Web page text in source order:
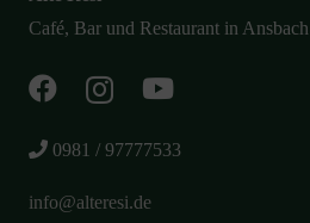
Café, Bar und Restaurant in Ansbach
0981 / 97777533
info@alteresi.de